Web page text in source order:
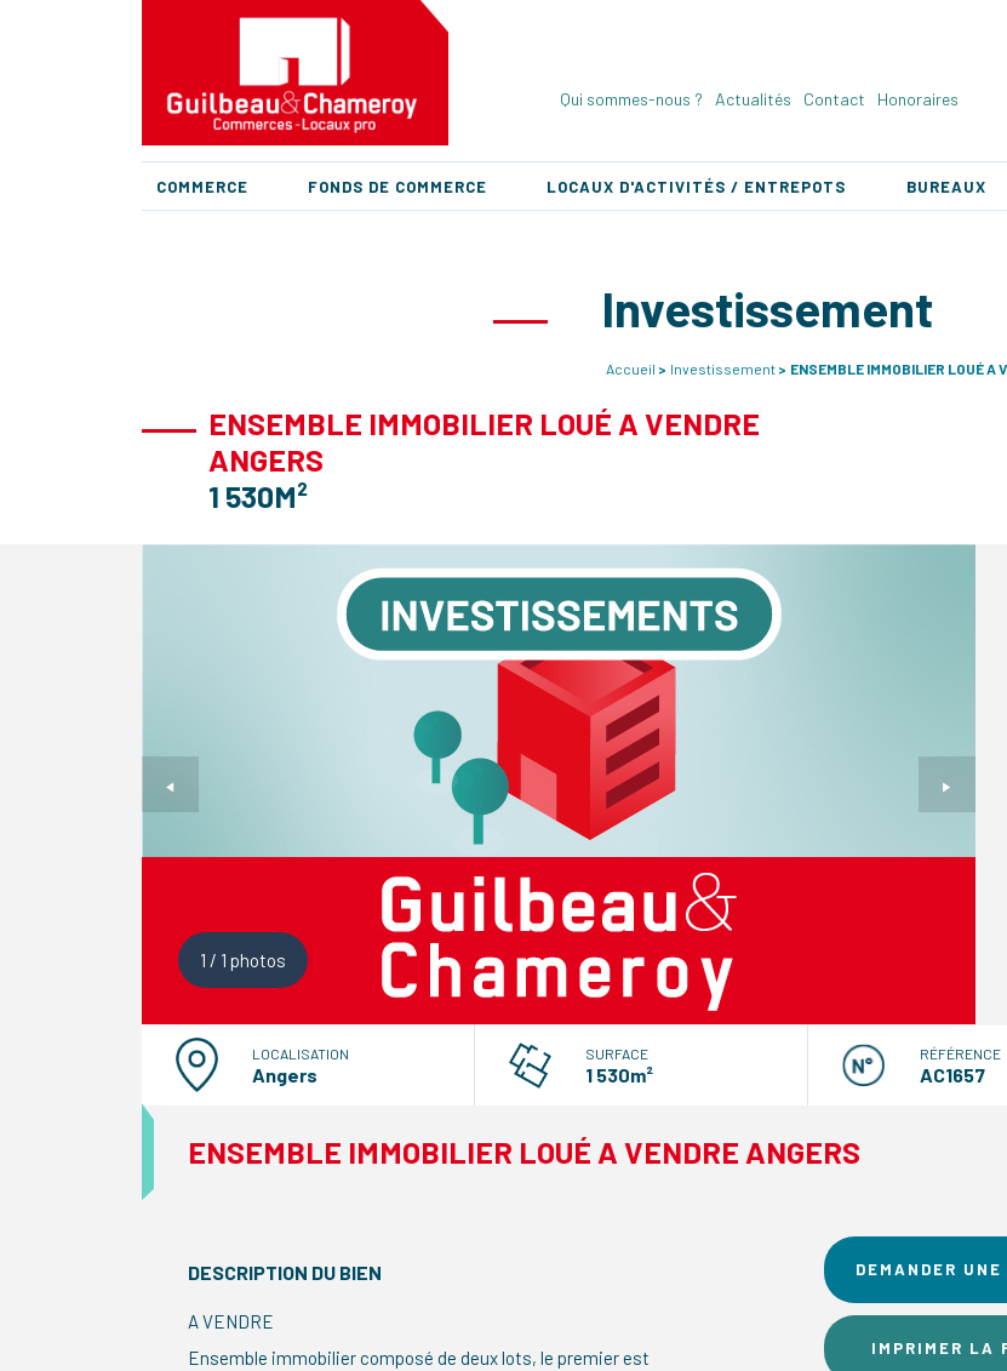
Qui sommes-nous ? Actualités Contact Honoraires
COMMERCE FONDS DE COMMERCE LOCAUX D'ACTIVITÉS / ENTREPOTS BUREAUX
Investissement
Accueil Investissement ENSEMBLE IMMOBILIER LOUÉ A
ENSEMBLE IMMOBILIER LOUÉ A VENDRE
ANGERS
1 530M²
1 / 1 photos
LOCALISATION
Angers
SURFACE
1 530m²
RÉFÉRENCE
AC1657
ENSEMBLE IMMOBILIER LOUÉ A VENDRE ANGERS
DESCRIPTION DU BIEN
A VENDRE
Ensemble immobilier composé de deux lots, le premier est
DEMANDER
IMPRIMER LA